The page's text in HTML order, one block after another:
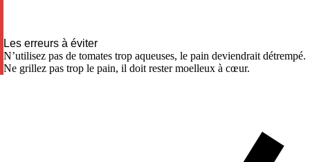
Les erreurs à éviter
N’utilisez pas de tomates trop aqueuses, le pain deviendrait détrempé.
Ne grillez pas trop le pain, il doit rester moelleux à cœur.